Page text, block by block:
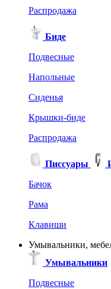
Распродажа
Биде
Подвесные
Напольные
Сиденья
Крышки-биде
Распродажа
Писсуары
Бачок
Рама
Клавиши
Умывальники,
Умывальники
Подвесные